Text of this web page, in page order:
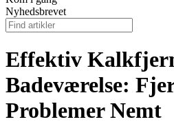
Nyhedsbrevet
Effektiv
Badeværelse:
Problemer Nemt